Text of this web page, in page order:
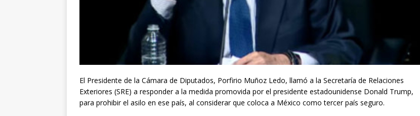
El Presidente de la Cámara de Diputados, Porfirio Muñoz Ledo, llamó a la Secretaría de Relaciones
Exteriores (SRE) a responder a la medida promovida por el presidente estadounidense Donald Trump,
para prohibir el asilo en ese país, al considerar que coloca a México como tercer país seguro.